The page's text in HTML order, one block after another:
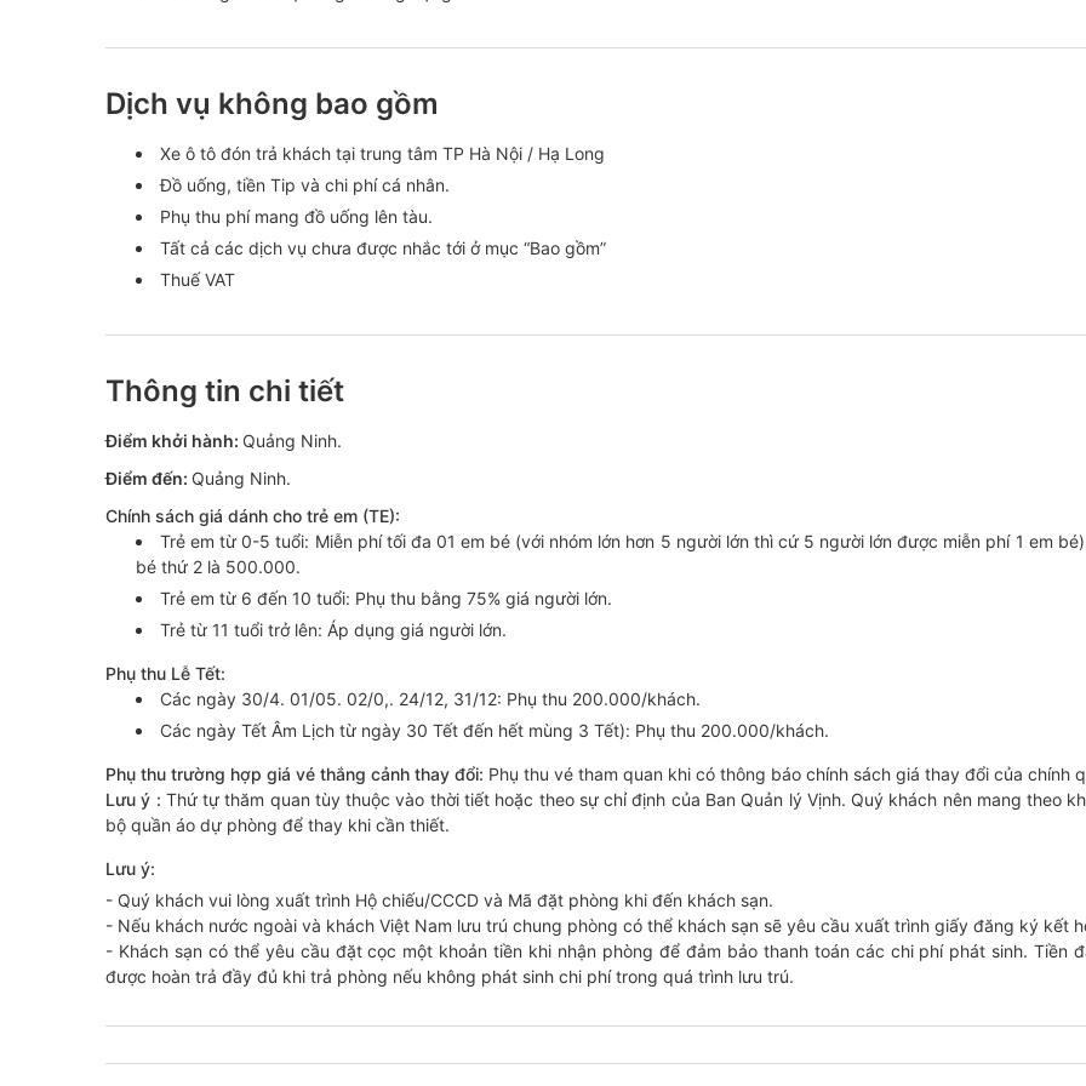
12h00 - 12h30: Xe trả khách về khách sạn tại khu vực Bãi Cháy, Hạ Long - kết thúc chương trình.
Dịch vụ không bao gồm
Xe ô tô đón trả khách tại trung tâm TP Hà Nội / Hạ Long
Đồ uống, tiền Tip và chi phí cá nhân.
Phụ thu phí mang đồ uống lên tàu.
Tất cả các dịch vụ chưa được nhắc tới ở mục “Bao gồm”
Thuế VAT
Thông tin chi tiết
Điểm khởi hành: Quảng Ninh.
Điểm đến: Quảng Ninh.
Chính sách giá dánh cho trẻ em (TE):
Trẻ em từ 0-5 tuổi: Miễn phí tối đa 01 em bé (với nhóm lớn hơn 5 người lớn thì cứ 5 người lớn được miễn phí 1 em
bé thứ 2 là 500.000.
Trẻ em từ 6 đến 10 tuổi: Phụ thu bằng 75% giá người lớn.
Trẻ từ 11 tuổi trở lên: Áp dụng giá người lớn.
Phụ thu Lễ Tết:
Các ngày 30/4. 01/05. 02/0,. 24/12, 31/12: Phụ thu 200.000/khách.
Các ngày Tết Âm Lịch từ ngày 30 Tết đến hết mùng 3 Tết): Phụ thu 200.000/khách.
Phụ thu trường hợp giá vé thắng cảnh thay đổi: Phụ thu vé tham quan khi có thông báo chính sách giá thay đổi của chính
Lưu ý : Thứ tự thăm quan tùy thuộc vào thời tiết hoặc theo sự chỉ định của Ban Quản lý Vịnh. Quý khách nên mang theo
bộ quần áo dự phòng để thay khi cần thiết.
Lưu ý:
- Quý khách vui lòng xuất trình Hộ chiếu/CCCD và Mã đặt phòng khi đến khách sạn.
- Nếu khách nước ngoài và khách Việt Nam lưu trú chung phòng có thể khách sạn sẽ yêu cầu xuất trình giấy đăng ký kết
- Khách sạn có thể yêu cầu đặt cọc một khoản tiền khi nhận phòng để đảm bảo thanh toán các chi phí phát sinh. Tiền
được hoàn trả đầy đủ khi trả phòng nếu không phát sinh chi phí trong quá trình lưu trú.